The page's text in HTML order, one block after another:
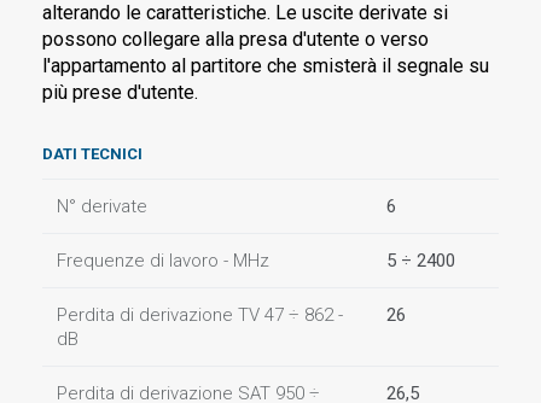
alterando le caratteristiche. Le uscite derivate si
possono collegare alla presa d'utente o verso
l'appartamento al partitore che smisterà il segnale su
più prese d'utente.
DATI TECNICI
N° derivate 6
Frequenze di lavoro - MHz 5 ÷ 2400
Perdita di derivazione TV 47 ÷ 862 -
dB
26
Perdita di derivazione SAT 950 ÷
26,5